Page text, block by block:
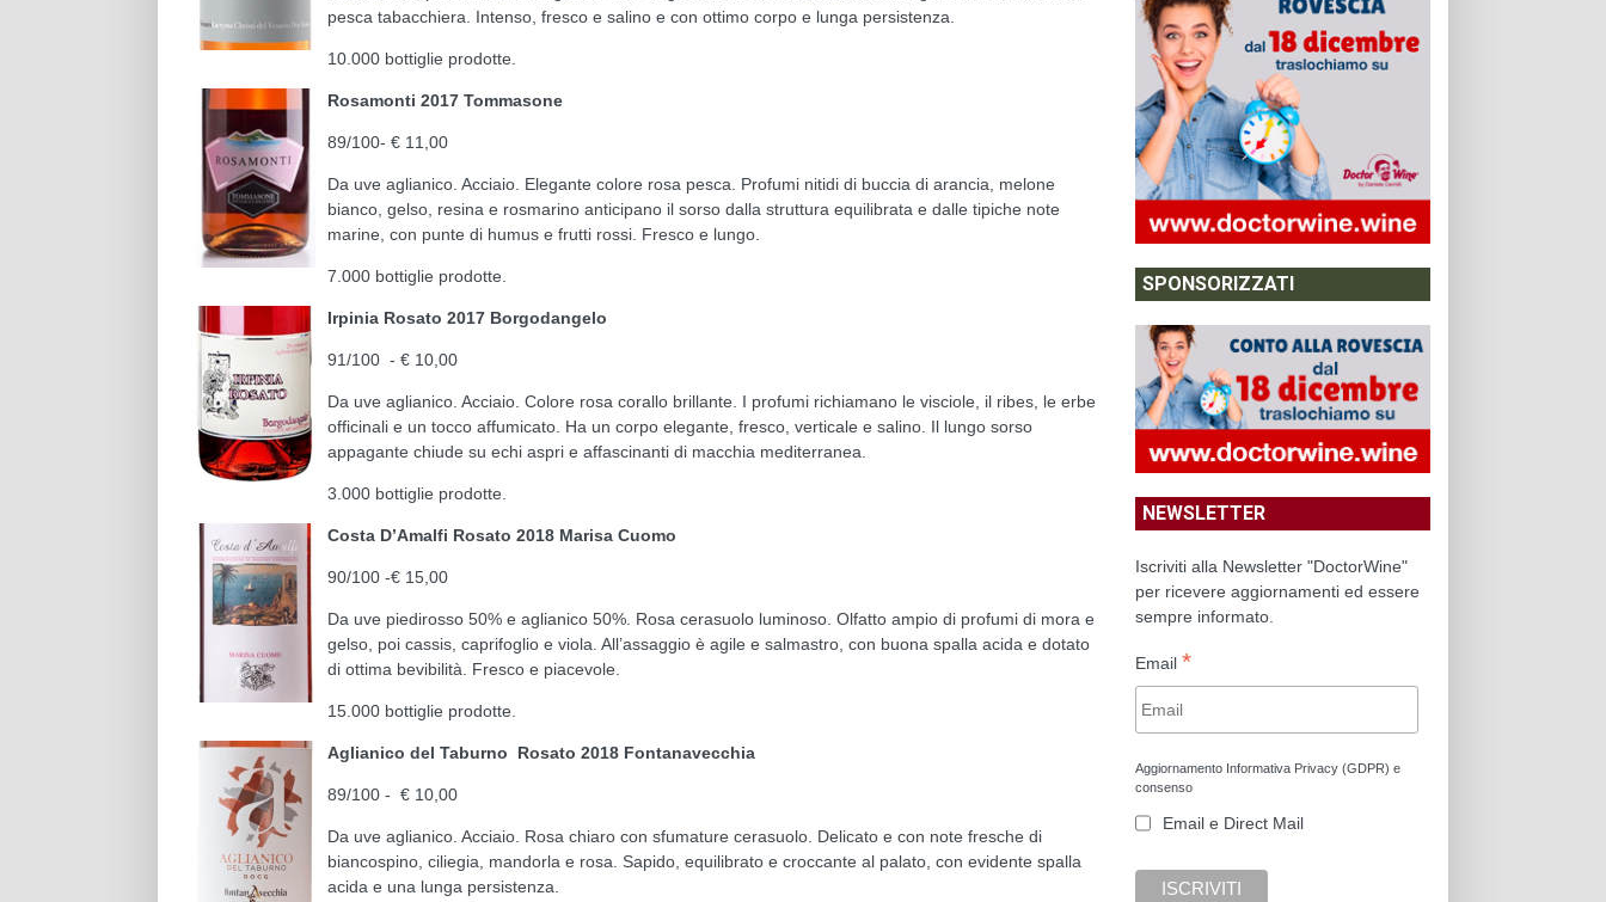
pesca tabacchiera. Intenso, fresco e salino e con ottimo corpo e lunga persistenza.
10.000 bottiglie prodotte.
Rosamonti 2017 Tommasone
89/100- € 11,00
Da uve aglianico. Acciaio. Elegante colore rosa pesca. Profumi nitidi di buccia di arancia, melone
bianco, gelso, resina e rosmarino anticipano il sorso dalla struttura equilibrata e dalle tipiche note
marine, con punte di humus e frutti rossi. Fresco e lungo.
7.000 bottiglie prodotte.
Irpinia Rosato 2017 Borgodangelo
91/100 - € 10,00
Da uve aglianico. Acciaio. Colore rosa corallo brillante. I profumi richiamano le visciole, il ribes, le erbe
officinali e un tocco affumicato. Ha un corpo elegante, fresco, verticale e salino. Il lungo sorso
appagante chiude su echi aspri e affascinanti di macchia mediterranea.
3.000 bottiglie prodotte.
Costa D’Amalfi Rosato 2018 Marisa Cuomo
90/100 -€ 15,00
Da uve piedirosso 50% e aglianico 50%. Rosa cerasuolo luminoso. Olfatto ampio di profumi di mora e
gelso, poi cassis, caprifoglio e viola. All’assaggio è agile e salmastro, con buona spalla acida e dotato
di ottima bevibilità. Fresco e piacevole.
15.000 bottiglie prodotte.
Aglianico del Taburno Rosato 2018 Fontanavecchia
89/100 - € 10,00
Da uve aglianico. Acciaio. Rosa chiaro con sfumature cerasuolo. Delicato e con note fresche di
biancospino, ciliegia, mandorla e rosa. Sapido, equilibrato e croccante al palato, con evidente spalla
acida e una lunga persistenza.
SPONSORIZZATI
NEWSLETTER
Iscriviti alla Newsletter "DoctorWine"
per ricevere aggiornamenti ed essere
sempre informato.
Email *
Aggiornamento Informativa Privacy (GDPR) e
consenso
Email e Direct Mail